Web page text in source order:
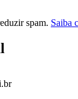
spam. Saiba